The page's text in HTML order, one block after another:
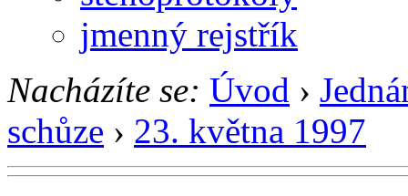
jmenný rejstřík
Nacházíte se: Úvod ›
schůze › 23. května 1997